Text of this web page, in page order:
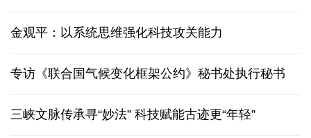
金观平：以系统思维强化科技攻关能力
专访《联合国气候变化框架公约》秘书处执行秘书
三峡文脉传承寻“妙法” 科技赋能古迹更“年轻”